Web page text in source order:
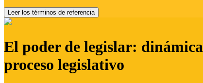
Leer los términos de referencia
El poder de legislar:
proceso legislativo